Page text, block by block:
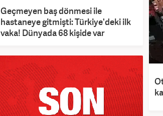
Geçmeyen baş dönmesi ile
hastaneye gitmişti: Türkiye'deki ilk
vaka! Dünyada 68 kişide var